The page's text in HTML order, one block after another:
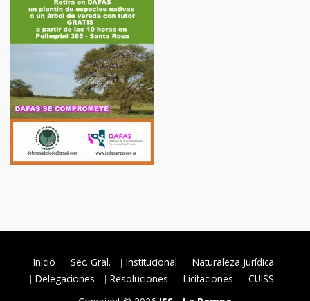
Inicio Sec. Gral. Institucional
Naturaleza Jurídica
Delegaciones
Resoluciones Licitaciones
CUISS